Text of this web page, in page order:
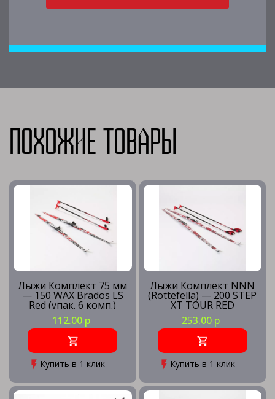
Похожие товары
Лыжи Комплект 75 мм
— 150 WAX Brados LS
Red (упак. 6 комп.)
112.00 р
Купить в 1 клик
Лыжи Комплект NNN
(Rottefella) — 200 STEP
XT TOUR RED
253.00 р
Купить в 1 клик